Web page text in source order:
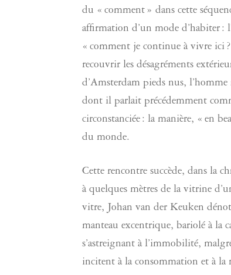
du « comment » dans cette
affirmation d’un mode d’habiter :
« comment je continue à vivre ici
recouvrir les désagréments
d’Amsterdam pieds nus,
dont il parlait précédemment
circonstanciée : la manière, « en
du monde.
Cette rencontre succède, dans la
à quelques mètres de la vitrine
vitre, Johan van der Keuken
manteau excentrique, bariolé à la
s’astreignant à l’immobilité,
incitent à la consommation et à la